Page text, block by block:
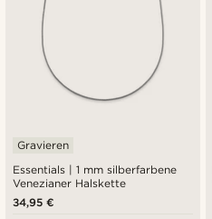
Essentials | 1 mm silberfarbene
Venezianer Halskette
Gravieren
34,95 €